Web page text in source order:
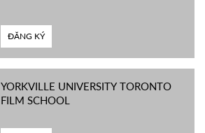
ĐĂNG KÝ
YORKVILLE UNIVERSITY TORONTO
FILM SCHOOL